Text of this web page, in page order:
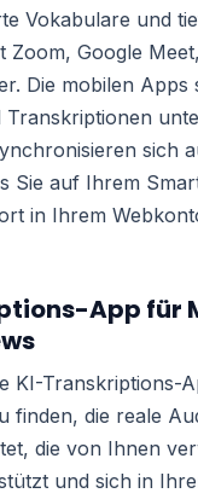
Vokabulare und
Zoom, Google
Die mobilen Apps
sich
Sie auf Ihrem
in Ihrem
App für
KI-Transkriptions-
finden, die reale
die von Ihnen
und sich in